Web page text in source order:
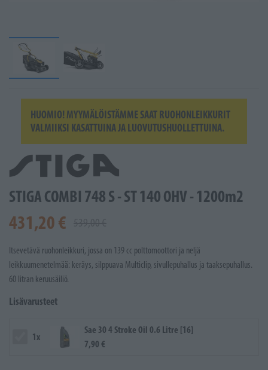
HUOMIO! MYYMÄLÖISTÄMME SAAT RUOHONLEIKKURIT
VALMIIKSI KASATTUINA JA LUOVUTUSHUOLLETTUINA.
STIGA COMBI 748 S - ST 140 OHV - 1200m2
431,20 €
Itsevetävä ruohonleikkuri, jossa on 139 cc polttomoottori ja neljä
leikkuumenetelmää: keräys, silppuava Multiclip, sivullepuhallus ja taaksepuhallus.
60 litran keruusäiliö.
Lisävarusteet
1x
Sae 30 4 Stroke Oil 0.6 Litre [16]
7,90 €